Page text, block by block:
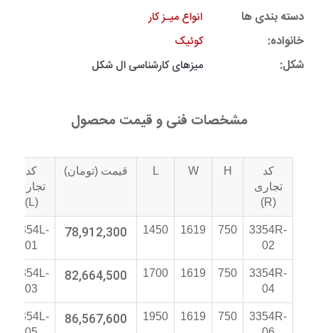
دسته بندی ها انواع میـز کار
خانواده: کوئیک
شکل: میزهای کارشناسی ال شکل
مشخصات فنی و قیمت محصول
کد
تجاری
(R)
H
W
L قیمت (تومان)
کد
تجاری
(L)
3354R-
02
750
1619
1450
78,912,300
3354L-
01
3354R-
04
750
1619
1700
82,664,500
3354L-
03
3354R-
750
1619
1950
86,567,600
3354L-